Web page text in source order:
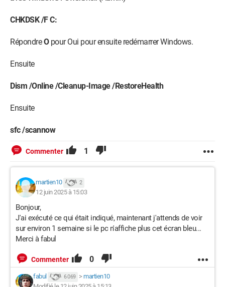
CHKDSK /F C:
RépondreOpour Oui pour ensuite redémarrer Windows.
Ensuite
Dism /Online /Cleanup-Image /RestoreHealth
Ensuite
sfc /scannow
Commenter 1
martien10 2
12 juin 2025 à 15:03
Bonjour,
J'ai exécuté ce qui était indiqué, maintenant j'attends de voir
sur environ 1 semaine si le pc n'affiche plus cet écran bleu...
Merci à fabul
Commenter 0
fabul 6 069 > martien10